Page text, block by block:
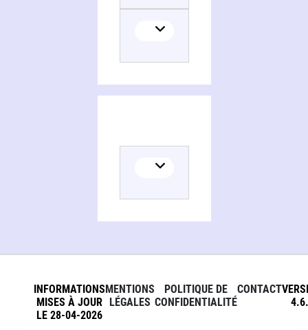
INFORMATIONS
MISES À JOUR
LE 28-04-2026
MENTIONS
LÉGALES
POLITIQUE DE
CONFIDENTIALITÉ
CONTACT